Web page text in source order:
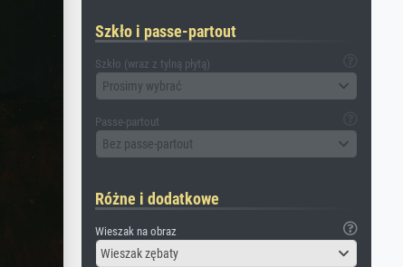
Szkło i passe-partout
Szkło (wraz z tylną płytą)
Prosimy wybrać
Passe-partout
Bez passe-partout
Różne i dodatkowe
Wieszak na obraz
Wieszak zębaty